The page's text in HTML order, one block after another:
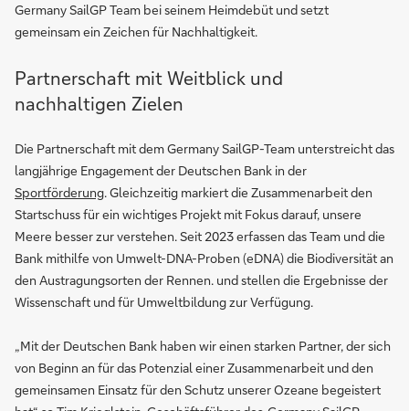
Germany SailGP Team bei seinem Heimdebüt und setzt
gemeinsam ein Zeichen für Nachhaltigkeit.
Partnerschaft mit Weitblick und
nachhaltigen Zielen
Die Partnerschaft mit dem Germany SailGP-Team unterstreicht das
langjährige Engagement der Deutschen Bank in der
Sportförderung. Gleichzeitig markiert die Zusammenarbeit den
Startschuss für ein wichtiges Projekt mit Fokus darauf, unsere
Meere besser zur verstehen. Seit 2023 erfassen das Team und die
Bank mithilfe von Umwelt-DNA-Proben (eDNA) die Biodiversität an
den Austragungsorten der Rennen. und stellen die Ergebnisse der
Wissenschaft und für Umweltbildung zur Verfügung.
„Mit der Deutschen Bank haben wir einen starken Partner, der sich
von Beginn an für das Potenzial einer Zusammenarbeit und den
gemeinsamen Einsatz für den Schutz unserer Ozeane begeistert